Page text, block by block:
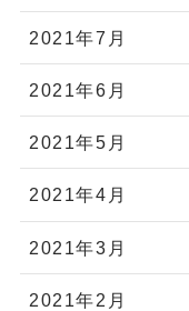
2021年7月
2021年6月
2021年5月
2021年4月
2021年3月
2021年2月